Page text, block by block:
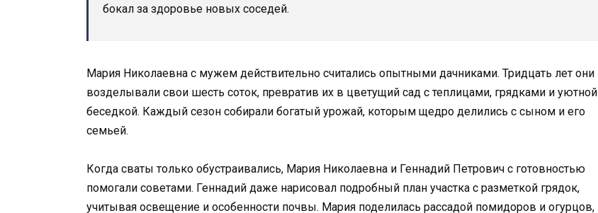
бокал за здоровье новых соседей.
Мария Николаевна с мужем действительно считались опытными дачниками. Тридцать лет они
возделывали свои шесть соток, превратив их в цветущий сад с теплицами, грядками и уютной
беседкой. Каждый сезон собирали богатый урожай, которым щедро делились с сыном и его
семьей.
Когда сваты только обустраивались, Мария Николаевна и Геннадий Петрович с готовностью
помогали советами. Геннадий даже нарисовал подробный план участка с разметкой грядок,
учитывая освещение и особенности почвы. Мария поделилась рассадой помидоров и огурцов,